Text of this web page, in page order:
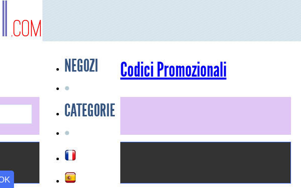
.com
Codici Promozionali
NEGOZI
CATEGORIE